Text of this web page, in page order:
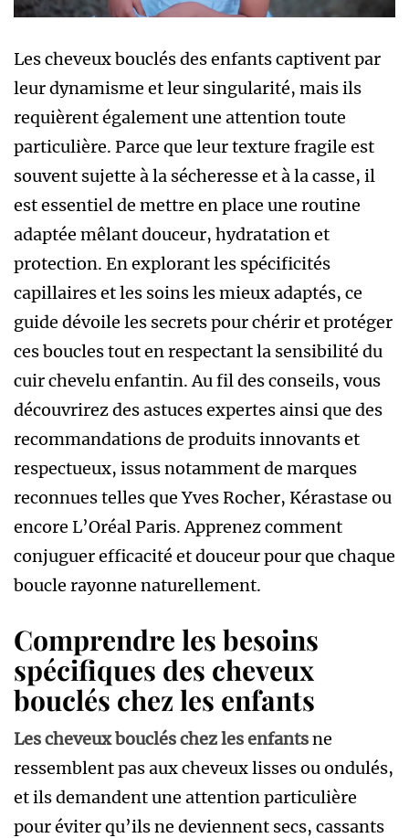
Les cheveux bouclés des enfants captivent par
leur dynamisme et leur singularité, mais ils
requièrent également une attention toute
particulière. Parce que leur texture fragile est
souvent sujette à la sécheresse et à la casse, il
est essentiel de mettre en place une routine
adaptée mêlant douceur, hydratation et
protection. En explorant les spécificités
capillaires et les soins les mieux adaptés, ce
guide dévoile les secrets pour chérir et protéger
ces boucles tout en respectant la sensibilité du
cuir chevelu enfantin. Au fil des conseils, vous
découvrirez des astuces expertes ainsi que des
recommandations de produits innovants et
respectueux, issus notamment de marques
reconnues telles que Yves Rocher, Kérastase ou
encore L’Oréal Paris. Apprenez comment
conjuguer efficacité et douceur pour que chaque
boucle rayonne naturellement.
Comprendre les besoins
spécifiques des cheveux
bouclés chez les enfants
Les cheveux bouclés chez les enfantsne
ressemblent pas aux cheveux lisses ou ondulés,
et ils demandent une attention particulière
pour éviter qu’ils ne deviennent secs, cassants